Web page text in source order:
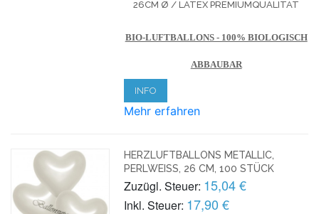
26CM Ø / LATEX PREMIUMQUALITÄT
BIO-LUFTBALLONS - 100% BIOLOGISCH
ABBAUBAR
INFO
Mehr erfahren
HERZLUFTBALLONS METALLIC,
PERLWEISS, 26 CM, 100 STÜCK
Zuzügl. Steuer: 15,04 €
Inkl. Steuer: 17,90 €